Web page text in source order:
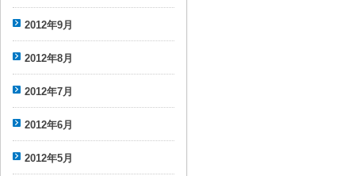
2012年9月
2012年8月
2012年7月
2012年6月
2012年5月